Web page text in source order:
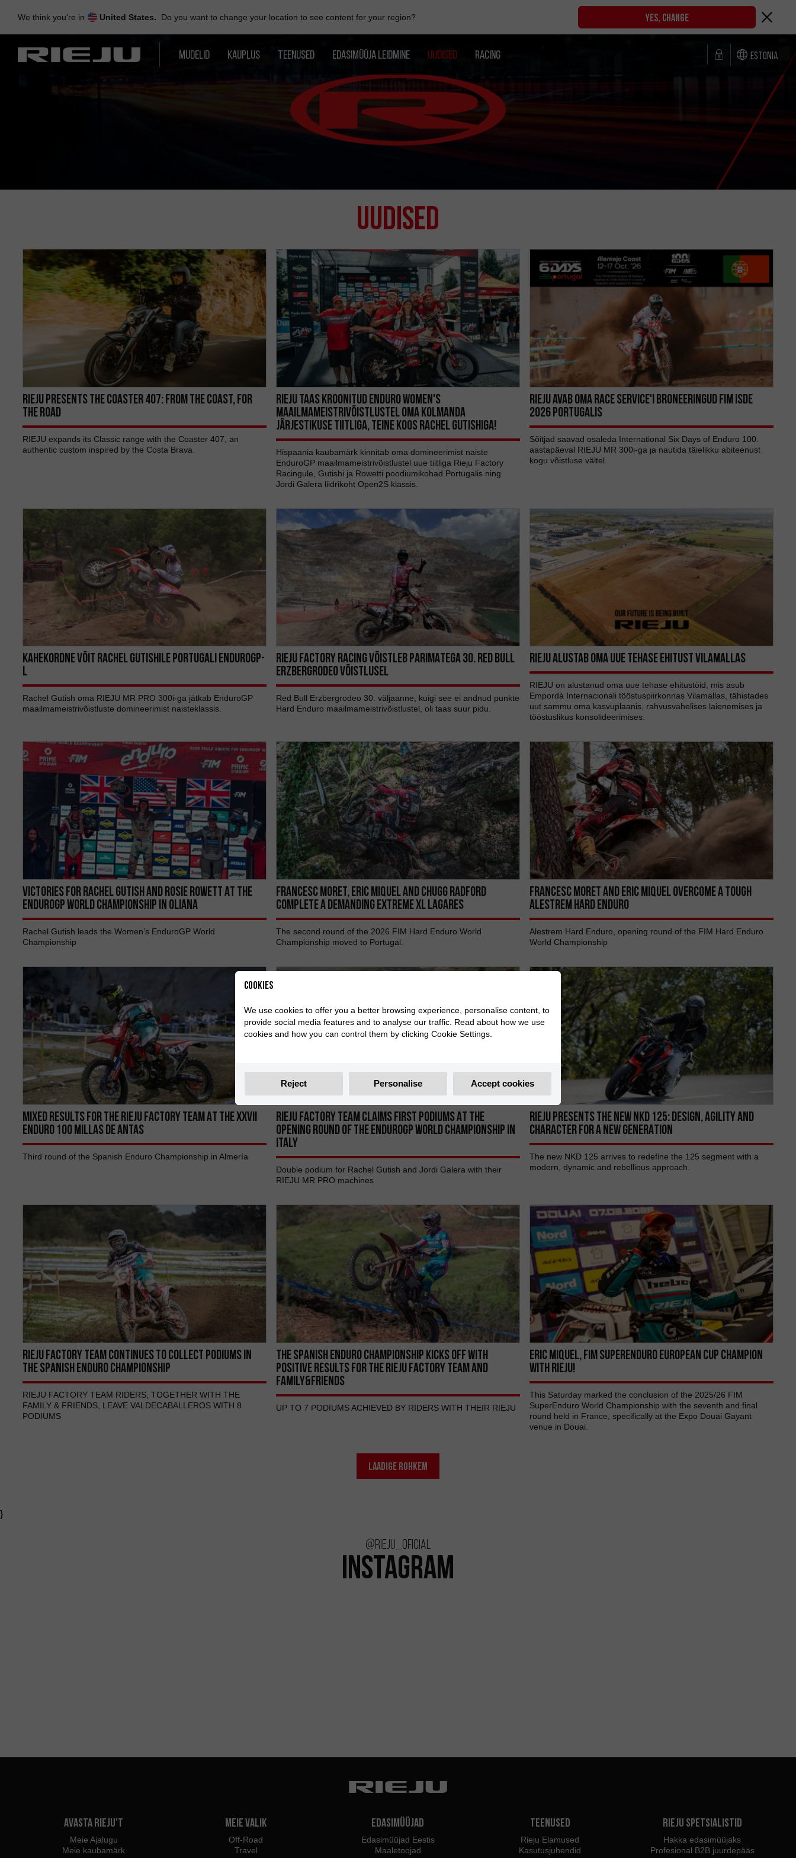
content
We think you're in United States. Do you want to change your location to see content for your region? YES, CHANGE
MUDELID KAUPLUS TEENUSED EDASIMÜÜJA LEIDMINE UUDISED RACING Estonia
Uudised
RIEJU PRESENTS THE COASTER 407: FROM THE COAST, FOR
THE ROAD
RIEJU expands its Classic range with the Coaster 407, an
authentic custom inspired by the Costa Brava.
RIEJU TAAS KROONITUD ENDURO WOMEN'S
MAAILMAMEISTRIVÕISTLUSTEL OMA KOLMANDA
JÄRJESTIKUSE TIITLIGA, TEINE KOOS RACHEL GUTISHIGA!
Hispaania kaubamärk kinnitab oma domineerimist naiste
EnduroGP maailmameistrivõistlustel uue tiitliga Rieju Factory
Racingule, Gutishi ja Rowetti poodiumikohad Portugalis ning
Jordi Galera liidrikoht Open2S klassis.
RIEJU AVAB OMA RACE SERVICE'I BRONEERINGUD FIM ISDE
2026 PORTUGALIS
Sõitjad saavad osaleda International Six Days of Enduro 100.
aastapäeval RIEJU MR 300i-ga ja nautida täielikku abiteenust
kogu võistluse vältel.
KAHEKORDNE VÕIT RACHEL GUTISHILE PORTUGALI ENDUROGP-
l
Rachel Gutish oma RIEJU MR PRO 300i-ga jätkab EnduroGP
maailmameistrivõistluste domineerimist naisteklassis.
RIEJU FACTORY RACING VÕISTLEB PARIMATEGA 30. RED BULL
ERZBERGRODEO VÕISTLUSEL
Red Bull Erzbergrodeo 30. väljaanne, kuigi see ei andnud punkte
Hard Enduro maailmameistrivõistlustel, oli taas suur pidu.
RIEJU alustab oma uue tehase ehitust Vilamallas
RIEJU on alustanud oma uue tehase ehitustöid, mis asub
Empordà Internacionali tööstuspiirkonnas Vilamallas, tähistades
uut sammu oma kasvuplaanis, rahvusvahelises laienemises ja
tööstuslikus konsolideerimises.
VICTORIES FOR Rachel Gutish AND Rosie Rowett AT THE
ENDUROGP WORLD CHAMPIONSHIP IN OLIANA
Rachel Gutish leads the Women’s EnduroGP World
Championship
Francesc Moret, Eric Miquel AND Chugg Radford
COMPLETE A DEMANDING EXTREME XL LAGARES
The second round of the 2026 FIM Hard Enduro World
Championship moved to Portugal.
FRANCESC MORET AND ERIC MIQUEL OVERCOME A TOUGH
ALESTREM HARD ENDURO
Alestrem Hard Enduro, opening round of the FIM Hard Enduro
World Championship
MIXED RESULTS FOR THE RIEJU FACTORY TEAM AT THE XXVII
ENDURO 100 MILLAS DE ANTAS
Third round of the Spanish Enduro Championship in Almería
RIEJU FACTORY TEAM CLAIMS FIRST PODIUMS AT THE
OPENING ROUND OF THE ENDUROGP WORLD CHAMPIONSHIP IN
ITALY
Double podium for Rachel Gutish and Jordi Galera with their
RIEJU MR PRO machines
RIEJU PRESENTS THE NEW NKD 125: DESIGN, AGILITY AND
CHARACTER FOR A NEW GENERATION
The new NKD 125 arrives to redefine the 125 segment with a
modern, dynamic and rebellious approach.
RIEJU FACTORY TEAM CONTINUES TO COLLECT PODIUMS IN
THE SPANISH ENDURO CHAMPIONSHIP
RIEJU FACTORY TEAM RIDERS, TOGETHER WITH THE
FAMILY & FRIENDS, LEAVE VALDECABALLEROS WITH 8
PODIUMS
THE SPANISH ENDURO CHAMPIONSHIP KICKS OFF WITH
POSITIVE RESULTS FOR THE RIEJU FACTORY TEAM AND
FAMILY&FRIENDS
UP TO 7 PODIUMS ACHIEVED BY RIDERS WITH THEIR RIEJU
ERIC MIQUEL, FIM SUPERENDURO EUROPEAN CUP CHAMPION
WITH RIEJU!
This Saturday marked the conclusion of the 2025/26 FIM
SuperEnduro World Championship with the seventh and final
round held in France, specifically at the Expo Douai Gayant
venue in Douai.
LAADIGE ROHKEM
}
@rieju_oficial
INSTAGRAM
Avasta Rieju't
Meie Ajalugu
Meie kaubamärk
Meie valik
Off-Road
Travel
Edasimüüjad
Edasimüüjad Eestis
Maaletoojad
Teenused
Rieju Elamused
Kasutusjuhendid
Rieju spetsialistid
Hakka edasimüüjaks
Profesional B2B juurdepääs
Cookies
We use cookies to offer you a better browsing experience, personalise content, to
provide social media features and to analyse our traffic. Read about how we use
cookies and how you can control them by clicking Cookie Settings.
Reject Personalise Accept cookies